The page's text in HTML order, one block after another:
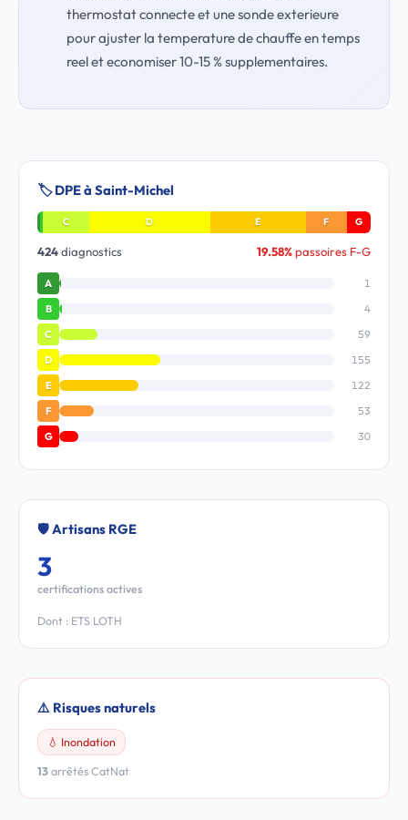
thermostat connecte et une sonde exterieure
pour ajuster la temperature de chauffe en temps
reel et economiser 10-15 % supplementaires.
🏷️ DPE à Saint-Michel
C D E F G
424diagnostics 19.58%passoires F-G
A 1
B 4
C 59
D 155
E 122
F 53
G 30
🛡️ Artisans RGE
3
certifications actives
Dont : ETS LOTH
⚠️ Risques naturels
💧 Inondation
13 arrêtés CatNat